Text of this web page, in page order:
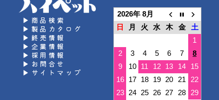
▶商品検索
▶製品カタログ
▶終売情報
▶企業情報
▶採用情報
▶お問合せ
▶サイトマップ
2026年 8月
日
月 火 水 木 金
土
1
2
3 4 5 6 7
8
9
10 11 12 13 14
15
16
17 18 19 20 21
22
23
24 25 26 27 28
29